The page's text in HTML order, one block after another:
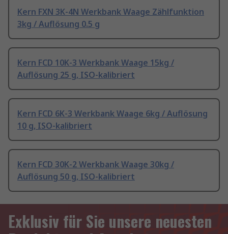
Kern FXN 3K-4N Werkbank Waage Zählfunktion
3kg / Auflösung 0.5 g
Kern FCD 10K-3 Werkbank Waage 15kg /
Auflösung 25 g, ISO-kalibriert
Kern FCD 6K-3 Werkbank Waage 6kg / Auflösung
10 g, ISO-kalibriert
Kern FCD 30K-2 Werkbank Waage 30kg /
Auflösung 50 g, ISO-kalibriert
Exklusiv für Sie unsere neuesten